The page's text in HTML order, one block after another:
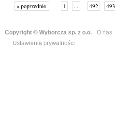
« poprzednie 1 ... 492 493
Copyright © Wyborcza sp. z o.o. O nas
Ustawienia prywatności